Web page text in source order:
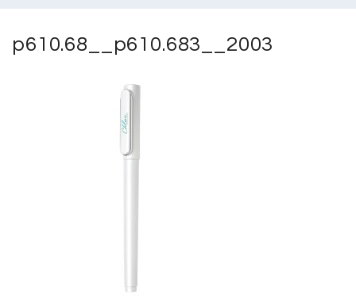
p610.68__p610.683__2003